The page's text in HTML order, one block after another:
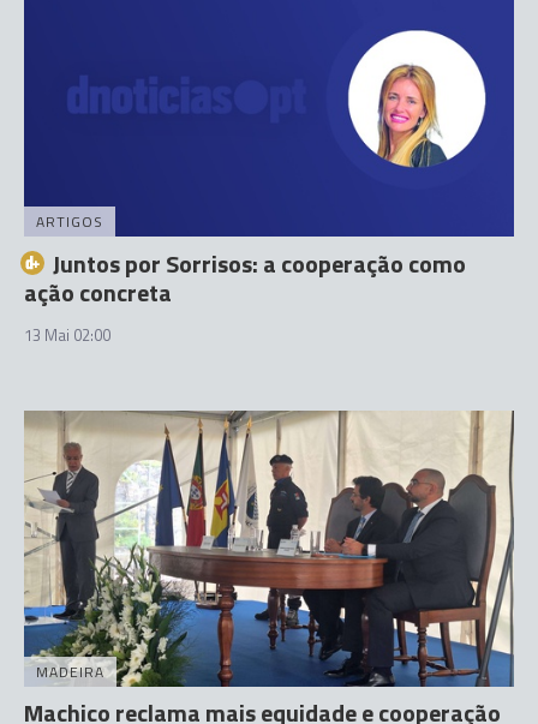
ARTIGOS
Juntos por Sorrisos: a cooperação como
ação concreta
13 Mai 02:00
MADEIRA
Machico reclama mais equidade e cooperação